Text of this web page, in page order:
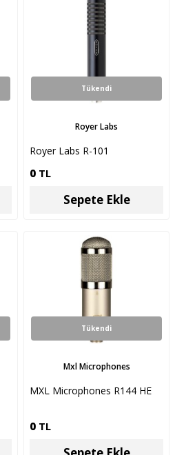
Tükendi
Royer Labs
Royer Labs R-101
0 TL
Sepete Ekle
Tükendi
Mxl Microphones
MXL Microphones R144 HE
0 TL